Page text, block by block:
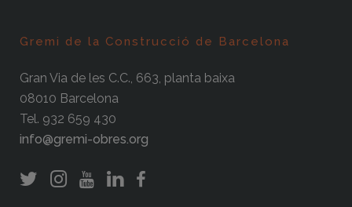
Gremi de la Construcció de Barcelona
Gran Via de les C.C., 663, planta baixa
08010 Barcelona
Tel. 932 659 430
info@gremi-obres.org